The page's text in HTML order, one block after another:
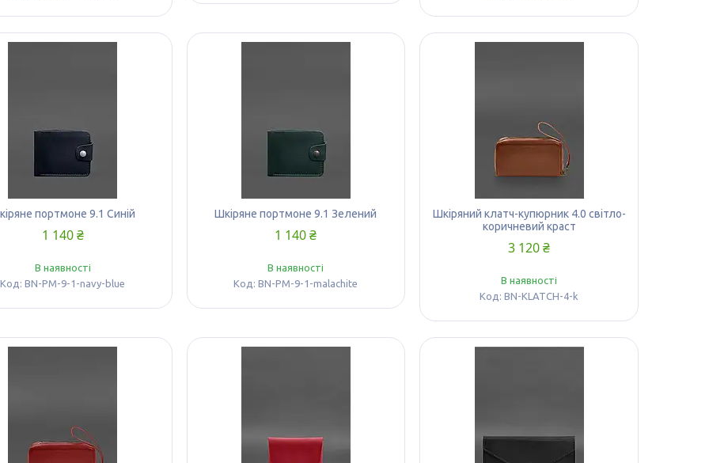
портмоне 9.1 Синій
1 140 ₴
В наявності
BN-PM-9-1-navy-blue
Шкіряне портмоне 9.1 Зелений
1 140 ₴
В наявності
BN-PM-9-1-malachite
Шкіряний клатч-купюрник 4.0 світло-
коричневий краст
3 120 ₴
В наявності
BN-KLATCH-4-k